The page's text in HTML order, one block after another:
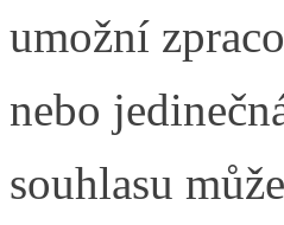
umožní
nebo
souhlasu